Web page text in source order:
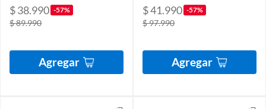
$ 38.990 -57%
$ 89.990
Agregar
$ 41.990 -57%
$ 97.990
Agregar